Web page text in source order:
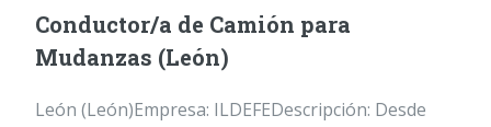
Conductor/a de Camión para
Mudanzas (León)
León (León)Empresa: ILDEFEDescripción: Desde